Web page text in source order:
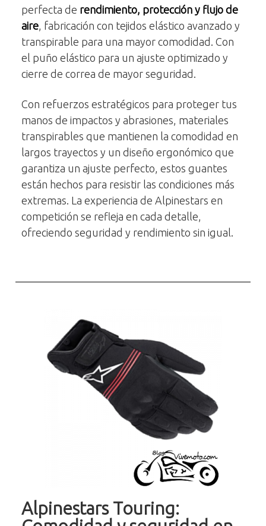
perfecta de rendimiento, protección y flujo de
aire, fabricación con tejidos elástico avanzado y
transpirable para una mayor comodidad. Con
el puño elástico para un ajuste optimizado y
cierre de correa de mayor seguridad.
Con refuerzos estratégicos para proteger tus
manos de impactos y abrasiones, materiales
transpirables que mantienen la comodidad en
largos trayectos y un diseño ergonómico que
garantiza un ajuste perfecto, estos guantes
están hechos para resistir las condiciones más
extremas. La experiencia de Alpinestars en
competición se refleja en cada detalle,
ofreciendo seguridad y rendimiento sin igual.
Alpinestars Touring: